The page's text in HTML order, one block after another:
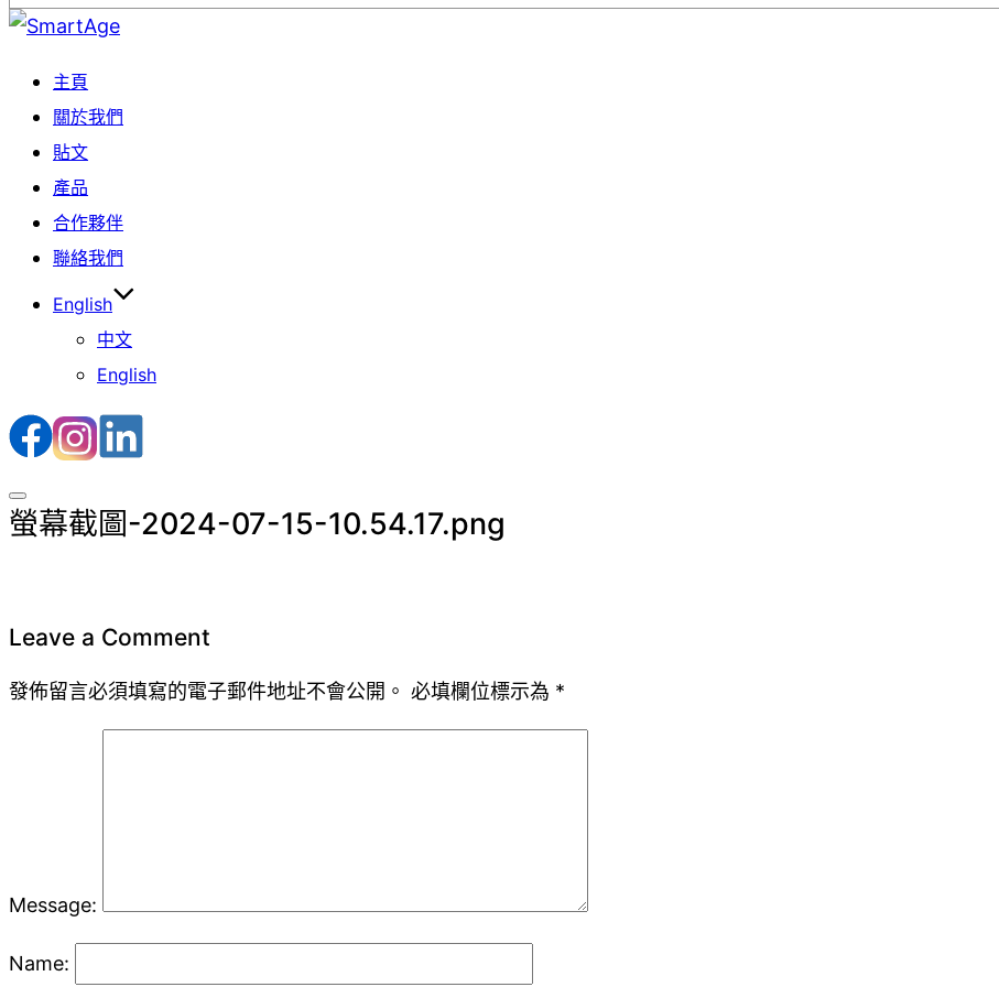
Skip
content
主頁
關於我們
貼文
產品
合作夥伴
聯絡我們
English
中文
English
Toggle
螢幕截圖-2024-07-15-10.54.17.png
Leave a Comment
發佈留言必須填寫的電子郵件地址不會公開。 必填欄位標示為 *
Message:
Name: